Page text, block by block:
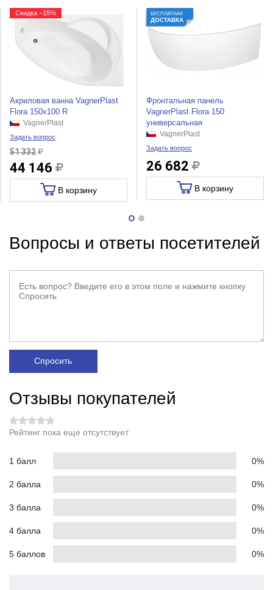
Скидка −15%
Акриловая ванна VagnerPlast
Flora 150x100 R
VagnerPlast
Задать вопрос
51 332
44 146
В корзину
БЕСПЛАТНАЯ
ДОСТАВКА
Фронтальная панель
VagnerPlast Flora 150
универсальная
VagnerPlast
Задать вопрос
26 682
В корзину
Вопросы и ответы посетителей
Спросить
Отзывы покупателей
Рейтинг пока еще отсутствует
1 балл 0%
2 балла 0%
3 балла 0%
4 балла 0%
5 баллов 0%